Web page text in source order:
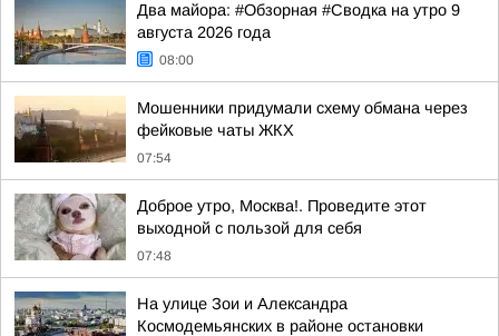
Два майора: #Обзорная #Сводка на утро 9
августа 2026 года
08:00
Мошенники придумали схему обмана через
фейковые чаты ЖКХ
07:54
Доброе утро, Москва!. Проведите этот
выходной с пользой для себя
07:48
На улице Зои и Александра
Космодемьянских в районе остановки